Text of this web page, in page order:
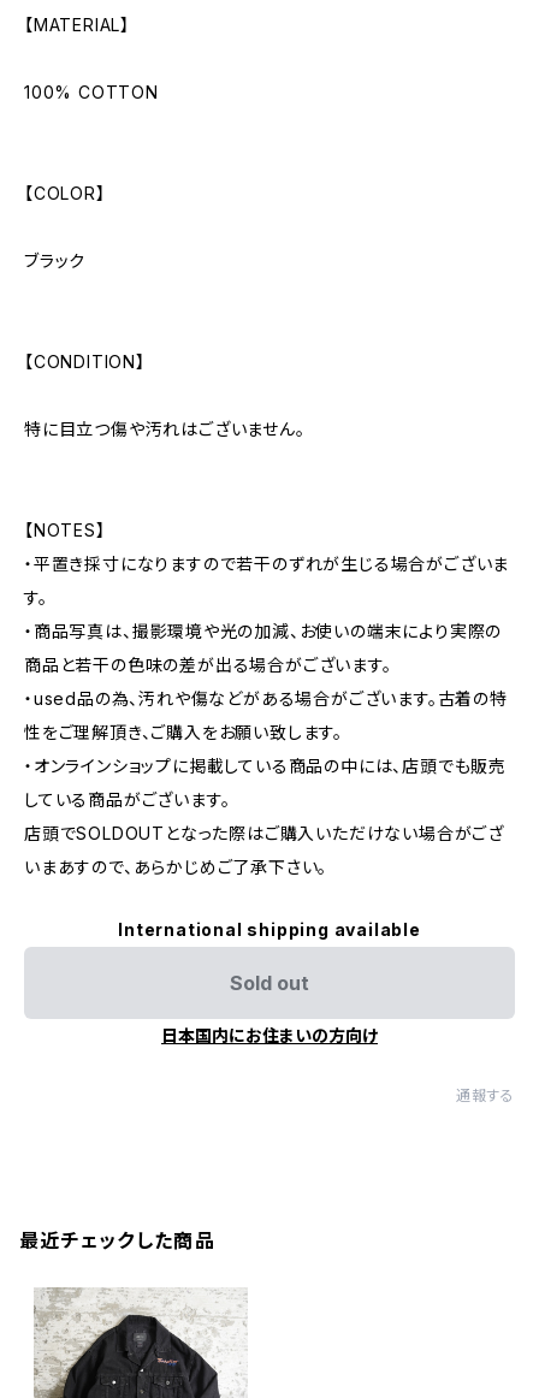
【MATERIAL】
100% COTTON
【COLOR】
ブラック
【CONDITION】
特に目立つ傷や汚れはございません。
【NOTES】
・平置き採寸になりますので若干のずれが生じる場合がございま
す。
・商品写真は、撮影環境や光の加減、お使いの端末により実際の
商品と若干の色味の差が出る場合がございます。
・used品の為、汚れや傷などがある場合がございます。古着の特
性をご理解頂き、ご購入をお願い致します。
・オンラインショップに掲載している商品の中には、店頭でも販売
している商品がございます。
店頭でSOLDOUTとなった際はご購入いただけない場合がござ
いまあすので、あらかじめご了承下さい。
International shipping available
Sold out
日本国内にお住まいの方向け
通報する
最近チェックした商品